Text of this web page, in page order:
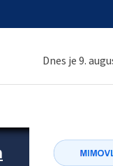
Dnes je 9.